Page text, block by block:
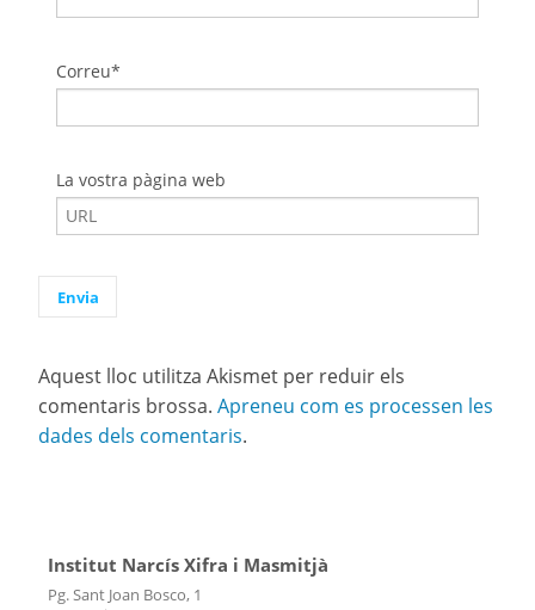
Correu*
La vostra pàgina web
Aquest lloc utilitza Akismet per reduir els
comentaris brossa. Apreneu com es processen les
dades dels comentaris.
Institut Narcís Xifra i Masmitjà
Pg. Sant Joan Bosco, 1